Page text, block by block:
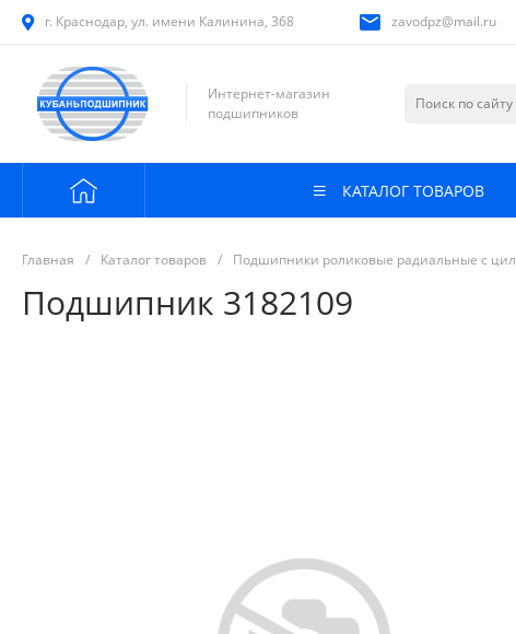
г. Краснодар, ул. имени Калинина, 368 zavodpz@mail.ru
Интернет-магазин
подшипников
КАТАЛОГ ТОВАРОВ
Главная / Каталог товаров / Подшипники роликовые радиальные с
Подшипник 3182109